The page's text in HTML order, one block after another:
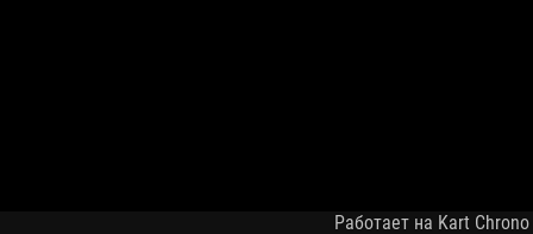
Работает на Kart Chrono